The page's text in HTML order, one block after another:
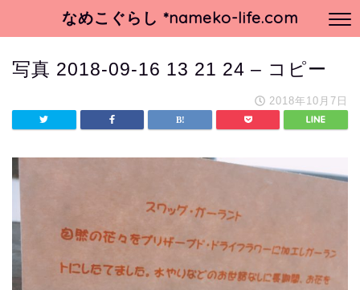
なめこぐらし *nameko-life.com
写真 2018-09-16 13 21 24 – コピー
2018年10月7日